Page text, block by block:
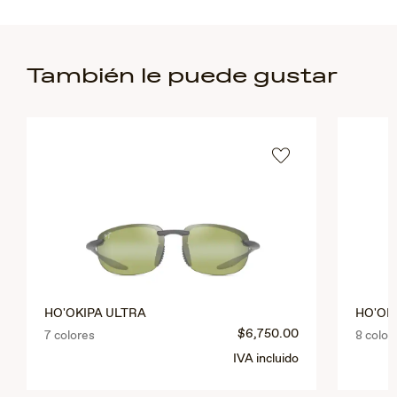
También le puede gustar
HO'OKIPA ULTRA
7 colores
$6,750.00
IVA incluido
8